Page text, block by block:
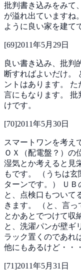
批判書き込みをみて
が溢れ出ていますね
ように良い家を建て
[69]2011年5月29日
良い書き込み、批判
断すればよいだけ。
ントはあります。 た
言にもなります。 批
けです。
[70]2011年5月30日
スマートワンを考え
ＯＸ（配電盤？）の
湿気とか考えると見
もです。
（うちは
ターンです。）
Ｕ
と、点検口もついて
きます。
（と、言
とかあとでつけて収
と、洗濯パンが壁ギ
ラック置くのであれ
他にもあるけど・・
[71]2011年5月31日